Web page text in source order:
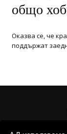
общо
Оказва се, че
поддържат